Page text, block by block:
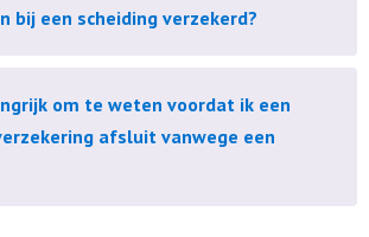
bij een scheiding verzekerd?
om te weten voordat ik een
afsluit vanwege een